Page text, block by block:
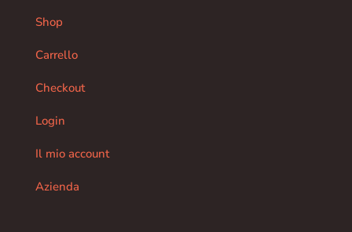
Shop
Carrello
Checkout
Login
Il mio account
Azienda